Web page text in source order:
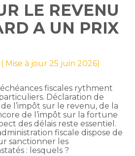
LE REVENU
A UN PRIX
( Mise à jour 25 juin 2026)
fiscales rythment
Déclaration de
l’impôt sur le revenu, de la
de l’impôt sur la fortune
des délais reste essentiel.
fiscale dispose de
sanctionner les
: lesquels ?